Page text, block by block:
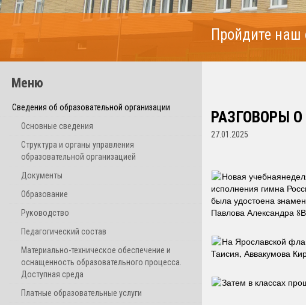
Пройдите наш
Меню
Сведения об образовательной организации
Основные сведения
Структура и органы управления
образовательной организацией
Документы
Образование
Руководство
Педагогический состав
Материально-техническое обеспечение и
оснащенность образовательного процесса.
Доступная среда
Платные образовательные услуги
РАЗГОВОРЫ
27.01.2025
Новая
исполнения гимна
была удостоена
Павлова Александра
На Ярославской
Таисия, Аввакумова
Затем в классах